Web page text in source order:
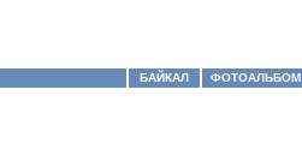
БАЙКАЛ ФОТОАЛЬБОМ